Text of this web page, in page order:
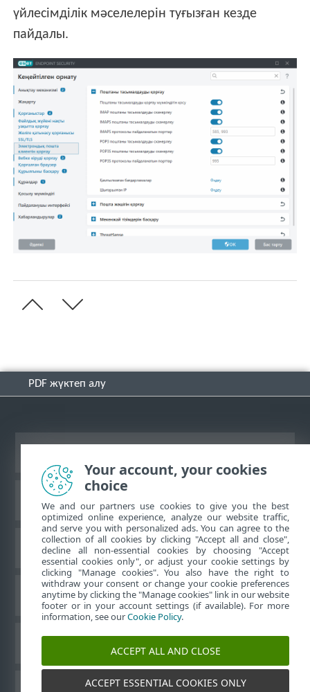
үйлесімділік мәселелерін туғызған кезде
пайдалы.
PDF жүктеп алу
ESET білім қоры
ESET форумы
Аймақтық қолдау
Your account, your cookies
choice
We and our partners use cookies to give you the best
optimized online experience, analyze our website traffic,
and serve you with personalized ads. You can agree to the
collection of all cookies by clicking "Accept all and close",
decline all non-essential cookies by choosing "Accept
essential cookies only", or adjust your cookie settings by
clicking "Manage cookies". You also have the right to
withdraw your consent or change your cookie preferences
anytime by clicking the "Manage cookies" link in our website
footer or in your account settings (if available). For more
information, see ourCookie Policy.
ACCEPT ALL AND CLOSE
ACCEPT ESSENTIAL COOKIES ONLY